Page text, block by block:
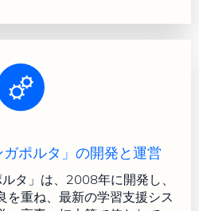
ポルタ」の開発と運営
タ」は、2008年に開発し、
を重ね、最新の学習支援シス